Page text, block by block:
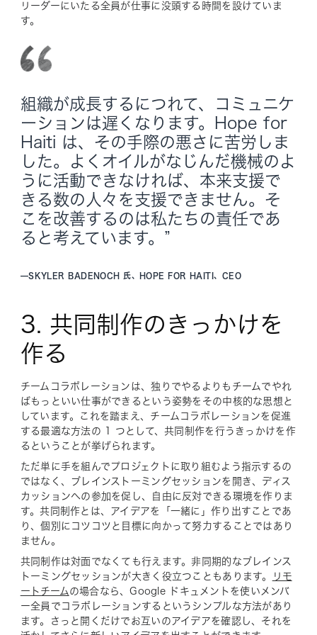
リーダーにいたる全員が仕事に没頭する時間を設けていま
す。
組織が成長するにつれて、コミュニケ
ーションは遅くなります。Hope for
Haiti は、その手際の悪さに苦労しま
した。よくオイルがなじんだ機械のよ
うに活動できなければ、本来支援で
きる数の人々を支援できません。そ
こを改善するのは私たちの責任であ
ると考えています。”
—SKYLER BADENOCH 氏、HOPE FOR HAITI、CEO
3. 共同制作のきっかけを
作る
チームコラボレーションは、独りでやるよりもチームでやれ
ばもっといい仕事ができるという姿勢をその中核的な思想と
しています。これを踏まえ、チームコラボレーションを促進
する最適な方法の 1 つとして、共同制作を行うきっかけを作
るということが挙げられます。
ただ単に手を組んでプロジェクトに取り組むよう指示するの
ではなく、ブレインストーミングセッションを開き、ディス
カッションへの参加を促し、自由に反対できる環境を作りま
す。共同制作とは、アイデアを「一緒に」作り出すことであ
り、個別にコツコツと目標に向かって努力することではあり
ません。
共同制作は対面でなくても行えます。非同期的なブレインス
トーミングセッションが大きく役立つこともあります。
リモ
ートチーム の場合なら、Google ドキュメントを使いメンバ
ー全員でコラボレーションするというシンプルな方法があり
ます。さっと開くだけでお互いのアイデアを確認し、それを